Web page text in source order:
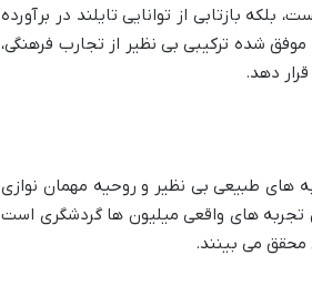
بازتابی از توانایی تایلند در برآورده
شده ترکیبی بی نظیر از تجارب فرهنگی،
دهد.
های طبیعی بی نظیر و روحیه مهمان نوازی
تجربه های واقعی میلیون ها گردشگری است
محقق می بینند.